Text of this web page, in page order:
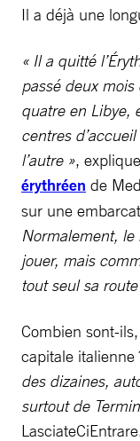
Il a déjà une
« Il a quitté
passé deux
quatre en Libye,
centres
l’autre »,
érythréen de
sur une
Normalement,
jouer, mais
tout seul sa route
Combien sont-
capitale italienne
des dizaines,
surtout de